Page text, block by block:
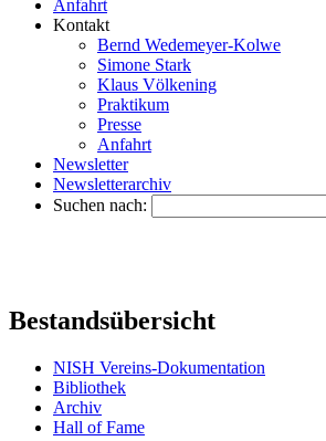
Anfahrt
Kontakt
Bernd Wedemeyer-Kolwe
Simone Stark
Klaus Völkening
Praktikum
Presse
Anfahrt
Newsletter
Newsletterarchiv
Suchen nach:
Bestandsübersicht
NISH Vereins-Dokumentation
Bibliothek
Archiv
Hall of Fame